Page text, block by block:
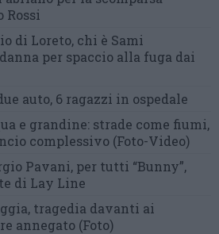
Rossi
di Loreto, chi è Sami
per spaccio alla fuga dai
auto, 6 ragazzi in ospedale
e grandine: strade come fiumi,
complessivo (Foto-Video)
Pavani, per tutti “Bunny”,
di Lay Line
tragedia davanti ai
annegato (Foto)